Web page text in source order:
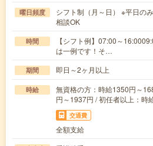
曜日頻度
シフト制（月～日） ※平日の
相談OK
時間
【シフト例】07:00～
は一例です！そ…
期間 即日～2ヶ月以上
時給
無資格の方：時給1350円～
円～1937円 / 初任者以上：時
交通費
全額支給